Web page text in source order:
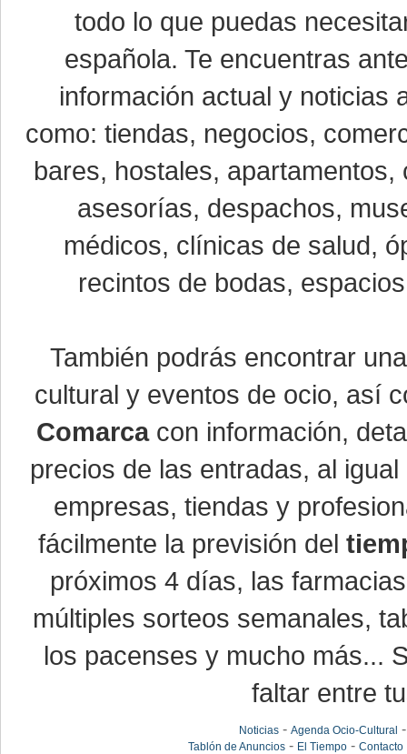
todo lo que puedas
española. Te encuentras
información actual y noticias
como: tiendas, negocios,
bares, hostales,
asesorías, despachos,
médicos, clínicas de salud,
recintos de bodas,
También podrás encontrar
cultural y eventos de ocio, así
Comarcacon información,
precios de las entradas, al
empresas, tiendas y
fácilmente la previsión del
próximos 4 días, las
múltiples sorteos semanales,
los pacenses y mucho más...
faltar entre
Noticias -Agenda Ocio-Cultural
Tablón de Anuncios - El Tiempo -Contacto